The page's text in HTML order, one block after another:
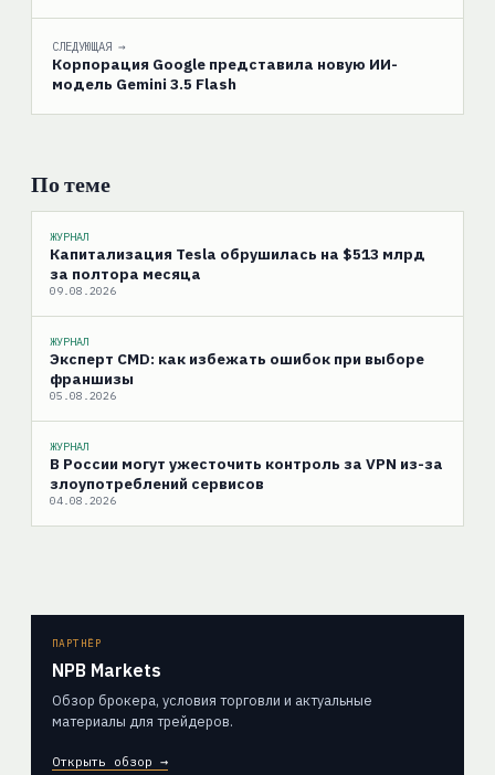
СЛЕДУЮЩАЯ →
Корпорация Google представила новую ИИ-
модель Gemini 3.5 Flash
По теме
ЖУРНАЛ
Капитализация Tesla обрушилась на $513 млрд
за полтора месяца
09.08.2026
ЖУРНАЛ
Эксперт CMD: как избежать ошибок при выборе
франшизы
05.08.2026
ЖУРНАЛ
В России могут ужесточить контроль за VPN из-за
злоупотреблений сервисов
04.08.2026
ПАРТНЁР
NPB Markets
Обзор брокера, условия торговли и актуальные
материалы для трейдеров.
Открыть обзор →